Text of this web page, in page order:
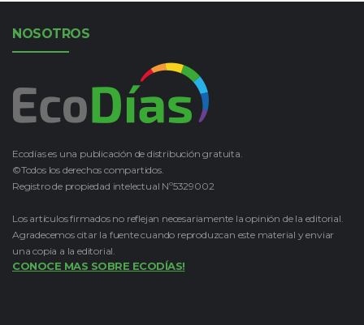
NOSOTROS
Ecodías es una publicación de distribución gratuita.
©Todos los derechos compartidos.
Registro de propiedad intelectual Nº5329002
Los artículos firmados no reflejan necesariamente la opinión de la editorial.
Agradecemos citar la fuente cuando reproduzcan este material y enviar
una copia a la editorial.
CONOCE MAS SOBRE ECODÍAS!